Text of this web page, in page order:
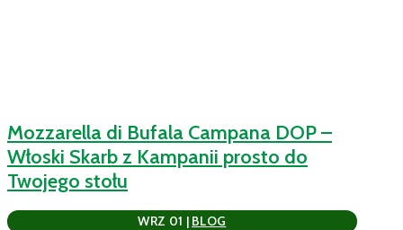
Mozzarella di Bufala Campana DOP –
Włoski Skarb z Kampanii prosto do
Twojego stołu
WRZ 01 | BLOG